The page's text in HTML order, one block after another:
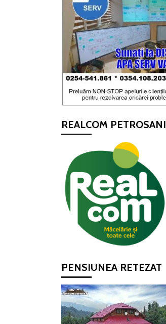
REALCOM PETROSANI
PENSIUNEA RETEZAT